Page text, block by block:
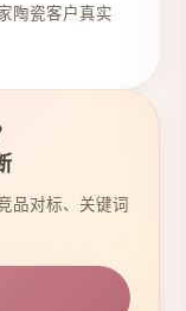
陶瓷客户真实
品对标、关键词